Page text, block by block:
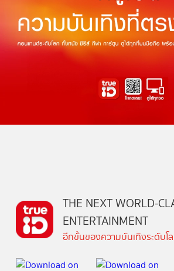
THE NEXT WORLD-
ENTERTAINMENT
อีกขั้นของความบันเทิงระดับโ